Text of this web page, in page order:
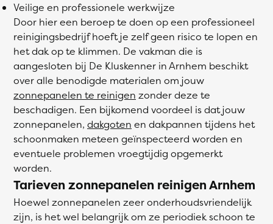
Veilige en professionele werkwijze
Door hier een beroep te doen op een professioneel
reinigingsbedrijf hoeft je zelf geen risico te lopen en
het dak op te klimmen. De vakman die is
aangesloten bij De Kluskenner in Arnhem beschikt
over alle benodigde materialen om jouw
zonnepanelen te reinigen zonder deze te
beschadigen. Een bijkomend voordeel is dat jouw
zonnepanelen, dakgoten en dakpannen tijdens het
schoonmaken meteen geïnspecteerd worden en
eventuele problemen vroegtijdig opgemerkt
worden.
Tarieven zonnepanelen reinigen Arnhem
Hoewel zonnepanelen zeer onderhoudsvriendelijk
zijn, is het wel belangrijk om ze periodiek schoon te